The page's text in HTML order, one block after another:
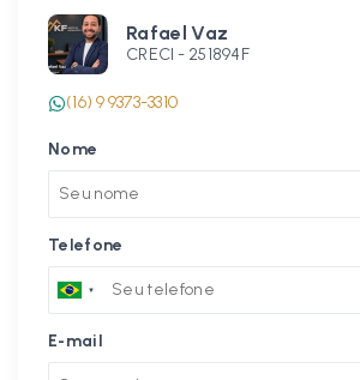
Rafael Vaz
CRECI - 251894F
(16) 9 9373-3310
Nome
Telefone
E-mail